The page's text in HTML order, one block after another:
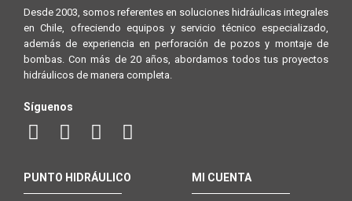
Desde 2003, somos referentes en soluciones hidráulicas integrales
en Chile, ofreciendo equipos y servicio técnico especializado,
además de experiencia en perforación de pozos y montaje de
bombas. Con más de 20 años, abordamos todos tus proyectos
hidráulicos de manera completa.
Síguenos
PUNTO HIDRÁULICO MI CUENTA